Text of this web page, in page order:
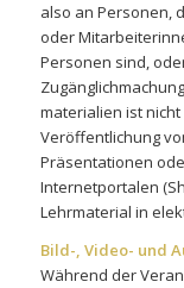
also an Personen,
oder
Personen sind,
materialien ist
Veröffentlichung
Präsentationen
Internetportalen
Lehrmaterial in
Bild-, Video- und
Während der